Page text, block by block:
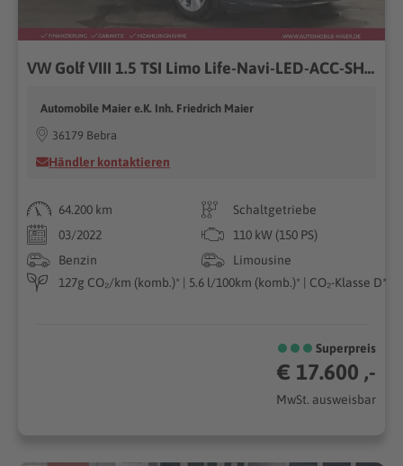
VW Golf VIII 1.5 TSI Limo Life-Navi-LED-ACC-SHZ-AHK
Automobile Maier e.K. Inh. Friedrich Maier
36179 Bebra
Händler kontaktieren
64.200 km
Schaltgetriebe
03/2022
110 kW (150 PS)
Benzin
Limousine
127g CO₂/km (komb.)* | 5.6 l/100km (komb.)* | CO₂-Klasse D*
Superpreis
€ 17.600 ,-
MwSt. ausweisbar